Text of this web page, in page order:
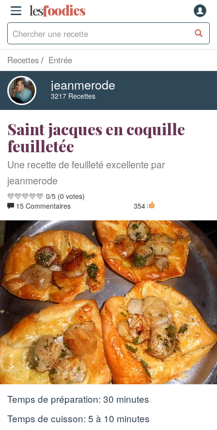
lesfoodies
Recettes Entrée
jeanmerode
3217 Recettes
Saint jacques en coquille
feuilletée
Une recette de feuilleté excellente par
jeanmerode
0/5 (0 votes)
15 Commentaires
354
Temps de préparation: 30 minutes
Temps de cuisson: 5 à 10 minutes